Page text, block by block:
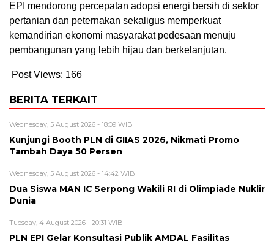
EPI mendorong percepatan adopsi energi bersih di sektor
pertanian dan peternakan sekaligus memperkuat
kemandirian ekonomi masyarakat pedesaan menuju
pembangunan yang lebih hijau dan berkelanjutan.
Post Views: 166
BERITA TERKAIT
Wednesday, 5 August 2026 - 18:09 WIB
Kunjungi Booth PLN di GIIAS 2026, Nikmati Promo
Tambah Daya 50 Persen
Wednesday, 5 August 2026 - 14:42 WIB
Dua Siswa MAN IC Serpong Wakili RI di Olimpiade Nuklir
Dunia
Tuesday, 4 August 2026 - 20:31 WIB
PLN EPI Gelar Konsultasi Publik AMDAL Fasilitas